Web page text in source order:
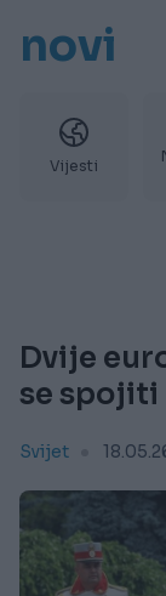
novi
Vijesti
Dvije
se spojiti
Svijet